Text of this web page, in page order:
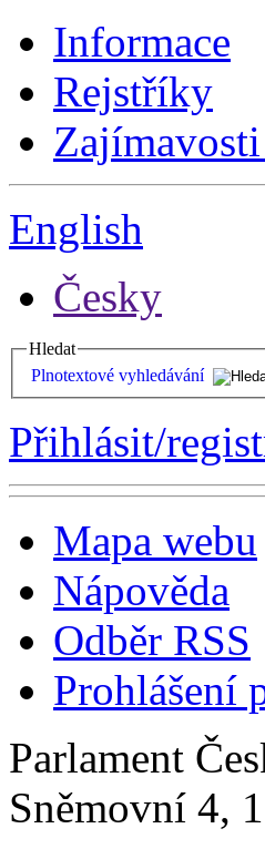
Informace
Rejstříky
English
Česky
Hledat
Plnotextové vyhledávání
Přihlásit/
Mapa webu
Nápověda
Odběr RSS
Prohlášení
Parlament
Sněmovní 4,